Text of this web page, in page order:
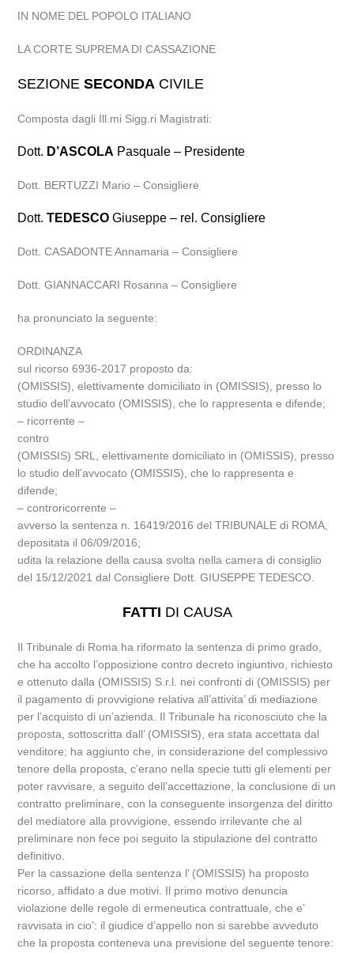
IN NOME DEL POPOLO ITALIANO
LA CORTE SUPREMA DI CASSAZIONE
SEZIONESECONDA CIVILE
Composta dagli Ill.mi Sigg.ri Magistrati:
Dott. D’ASCOLA Pasquale – Presidente
Dott. BERTUZZI Mario – Consigliere
Dott.TEDESCO Giuseppe – rel. Consigliere
Dott. CASADONTE Annamaria – Consigliere
Dott. GIANNACCARI Rosanna – Consigliere
ha pronunciato la seguente:
ORDINANZA
sul ricorso 6936-2017 proposto da:
(OMISSIS), elettivamente domiciliato in (OMISSIS), presso lo
studio dell’avvocato (OMISSIS), che lo rappresenta e difende;
– ricorrente –
contro
(OMISSIS) SRL, elettivamente domiciliato in (OMISSIS), presso
lo studio dell’avvocato (OMISSIS), che lo rappresenta e
difende;
– controricorrente –
avverso la sentenza n. 16419/2016 del TRIBUNALE di ROMA,
depositata il 06/09/2016;
udita la relazione della causa svolta nella camera di consiglio
del 15/12/2021 dal Consigliere Dott. GIUSEPPE TEDESCO.
FATTI DI CAUSA
Il Tribunale di Roma ha riformato la sentenza di primo grado,
che ha accolto l’opposizione contro decreto ingiuntivo, richiesto
e ottenuto dalla (OMISSIS) S.r.l. nei confronti di (OMISSIS) per
il pagamento di provvigione relativa all’attivita’ di mediazione
per l’acquisto di un’azienda. Il Tribunale ha riconosciuto che la
proposta, sottoscritta dall’ (OMISSIS), era stata accettata dal
venditore; ha aggiunto che, in considerazione del complessivo
tenore della proposta, c’erano nella specie tutti gli elementi per
poter ravvisare, a seguito dell’accettazione, la conclusione di un
contratto preliminare, con la conseguente insorgenza del diritto
del mediatore alla provvigione, essendo irrilevante che al
preliminare non fece poi seguito la stipulazione del contratto
definitivo.
Per la cassazione della sentenza l’ (OMISSIS) ha proposto
ricorso, affidato a due motivi. Il primo motivo denuncia
violazione delle regole di ermeneutica contrattuale, che e’
ravvisata in cio’: il giudice d’appello non si sarebbe avveduto
che la proposta conteneva una previsione del seguente tenore: